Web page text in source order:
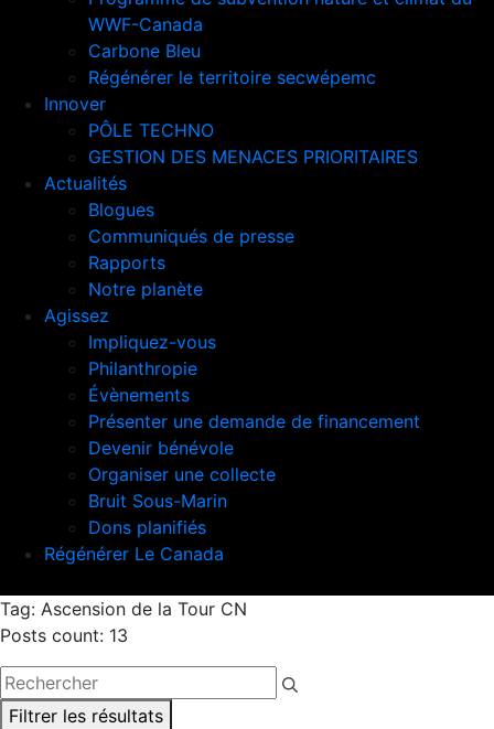
WWF-Canada
Carbone Bleu
Régénérer le territoire secwépemc
Innover
PÔLE TECHNO
GESTION DES MENACES PRIORITAIRES
Actualités
Blogues
Communiqués de presse
Rapports
Notre planète
Agissez
Impliquez-vous
Philanthropie
Évènements
Présenter une demande de financement
Devenir bénévole
Organiser une collecte
Bruit Sous-Marin
Dons planifiés
Régénérer Le Canada
Tag: Ascension de la Tour CN
Posts count: 13
Filtrer les résultats